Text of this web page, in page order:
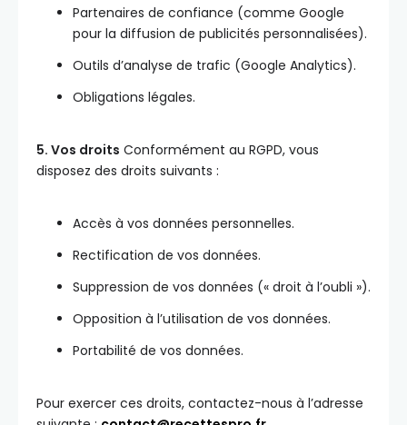
Partenaires de confiance (comme Google
pour la diffusion de publicités personnalisées).
Outils d’analyse de trafic (Google Analytics).
Obligations légales.
5. Vos droits Conformément au RGPD, vous
disposez des droits suivants :
Accès à vos données personnelles.
Rectification de vos données.
Suppression de vos données (« droit à l’oubli »).
Opposition à l’utilisation de vos données.
Portabilité de vos données.
Pour exercer ces droits, contactez-nous à l’adresse